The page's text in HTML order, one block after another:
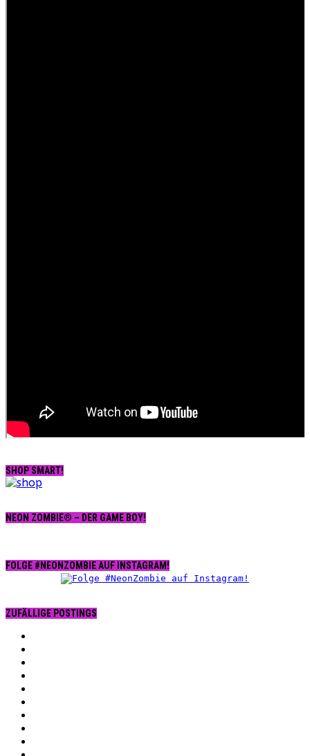
SHOP SMART!
NEON ZOMBIE® – DER GAME BOY!
FOLGE #NEONZOMBIE AUF INSTAGRAM!
ZUFÄLLIGE POSTINGS